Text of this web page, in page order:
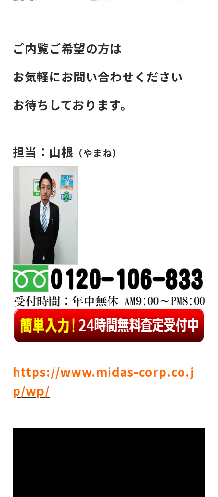
ご内覧ご希望の方は
お気軽にお問い合わせください
お待ちしております。
担当：山根 （やまね）
https://www.midas-corp.co.j
p/wp/